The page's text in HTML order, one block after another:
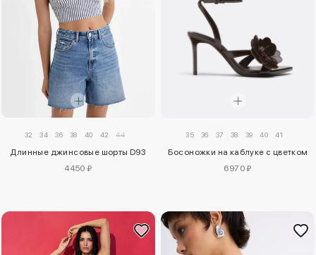
32 34 36 38 40 42 44
Длинные джинсовые шорты D93
4450 ₽
35 36 37 38 39 40 41
Босоножки на каблуке с цветком
6970 ₽